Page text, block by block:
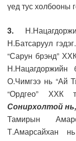
үед тус холбооны
3.
Н.Батсаруул
“Сарун брэнд”
О.Чимгээ нь “Ай
“Ордгео” ХХК
Сонирхолтой нь,
Тамирын
Т.Амарсайхан